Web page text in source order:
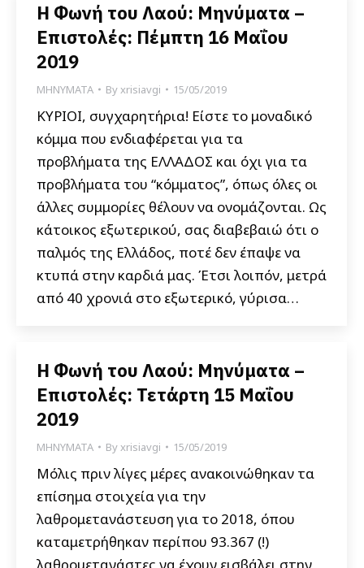
Η Φωνή του Λαού: Μηνύματα –
Επιστολές: Πέμπτη 16 Μαΐου
2019
ΜΗΝΥΜΑΤΑ Byxrisiavgi 15/05/2019
ΚΥΡΙΟΙ, συγχαρητήρια! Είστε το μοναδικό
κόμμα που ενδιαφέρεται για τα
προβλήματα της ΕΛΛΑΔΟΣ και όχι για τα
προβλήματα του “κόμματος”, όπως όλες οι
άλλες συμμορίες θέλουν να ονομάζονται. Ως
κάτοικος εξωτερικού, σας διαβεβαιώ ότι ο
παλμός της Ελλάδος, ποτέ δεν έπαψε να
κτυπά στην καρδιά μας. Έτσι λοιπόν, μετρά
από 40 χρονιά στο εξωτερικό, γύρισα…
Η Φωνή του Λαού: Μηνύματα –
Επιστολές: Τετάρτη 15 Μαΐου
2019
ΜΗΝΥΜΑΤΑ Byxrisiavgi 15/05/2019
Μόλις πριν λίγες μέρες ανακοινώθηκαν τα
επίσημα στοιχεία για την
λαθρομετανάστευση για το 2018, όπου
καταμετρήθηκαν περίπου 93.367 (!)